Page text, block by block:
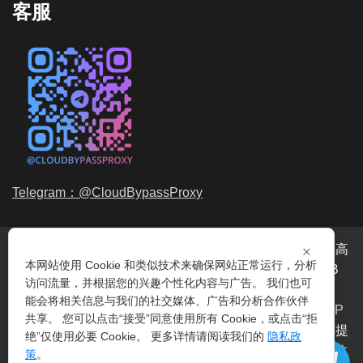
客服
Telegram：@CloudBypassProxy
代理服务提供商，我们提供高
品质、永不过期的动态代理IP池流量包，价格最低2元/GB
起。我们的IP资源包括超过3.5亿的动态住宅IP和机房IP，
覆盖全球200多个国家。支持HTTP代理IP 和 Socks5代理IP
协议，IP可用率超过99%。购买我们的服务即可享受穿云提
供的
指纹
×
本网站使用 Cookie 和类似技术来确保网站正常运行，分析
访问流量，并根据您的兴趣个性化内容与广告。 我们也可
能会将相关信息与我们的社交媒体、广告和分析合作伙伴
共享。 您可以点击“接受”同意使用所有 Cookie，或点击“拒
绝”仅使用必要 Cookie。 更多详情请阅读我们的 隐私政
策。